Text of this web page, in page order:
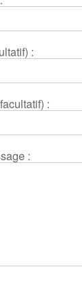
:
:
: